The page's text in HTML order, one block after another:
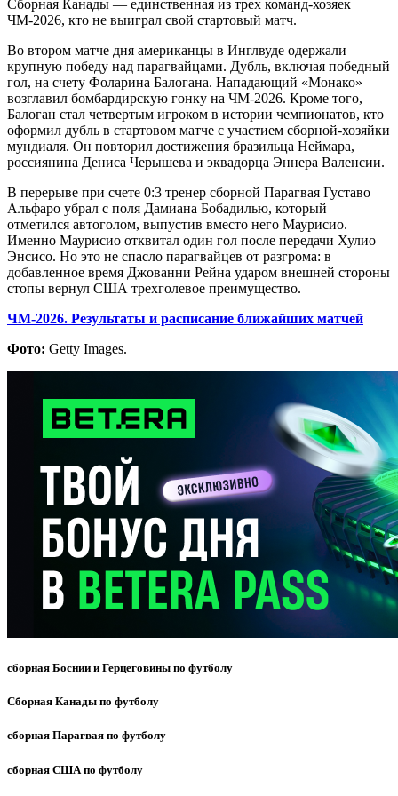
Сборная Канады — единственная из трех команд-хозяек
ЧМ-2026, кто не выиграл свой стартовый матч.
Во втором матче дня американцы в Инглвуде одержали
крупную победу над парагвайцами. Дубль, включая победный
гол, на счету Фоларина Балогана. Нападающий «Монако»
возглавил бомбардирскую гонку на ЧМ-2026. Кроме того,
Балоган стал четвертым игроком в истории чемпионатов, кто
оформил дубль в стартовом матче с участием сборной-хозяйки
мундиаля. Он повторил достижения бразильца Неймара,
россиянина Дениса Черышева и эквадорца Эннера Валенсии.
В перерыве при счете 0:3 тренер сборной Парагвая Густаво
Альфаро убрал с поля Дамиана Бобадилью, который
отметился автоголом, выпустив вместо него Маурисио.
Именно Маурисио отквитал один гол после передачи Хулио
Энсисо. Но это не спасло парагвайцев от разгрома: в
добавленное время Джованни Рейна ударом внешней стороны
стопы вернул США трехголевое преимущество.
ЧМ-2026. Результаты и расписание ближайших матчей
Фото: Getty Images.
сборная Боснии и Герцеговины по футболу
Сборная Канады по футболу
сборная Парагвая по футболу
сборная США по футболу